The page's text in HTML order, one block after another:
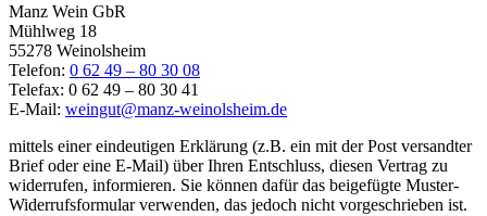
Manz Wein GbR
Mühlweg 18
55278 Weinolsheim
Telefon: 0 62 49 – 80 30 08
Telefax: 0 62 49 – 80 30 41
E-Mail: weingut@manz-weinolsheim.de
mittels einer eindeutigen Erklärung (z.B. ein mit der Post versandter
Brief oder eine E-Mail) über Ihren Entschluss, diesen Vertrag zu
widerrufen, informieren. Sie können dafür das beigefügte Muster-
Widerrufsformular verwenden, das jedoch nicht vorgeschrieben ist.